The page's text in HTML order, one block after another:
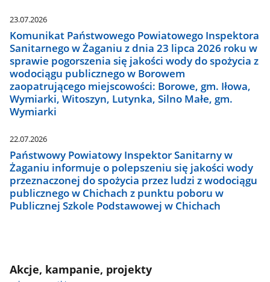
23.07.2026
Komunikat Państwowego Powiatowego Inspektora
Sanitarnego w Żaganiu z dnia 23 lipca 2026 roku w
sprawie pogorszenia się jakości wody do spożycia z
wodociągu publicznego w Borowem
zaopatrującego miejscowości: Borowe, gm. Iłowa,
Wymiarki, Witoszyn, Lutynka, Silno Małe, gm.
Wymiarki
22.07.2026
Państwowy Powiatowy Inspektor Sanitarny w
Żaganiu informuje o polepszeniu się jakości wody
przeznaczonej do spożycia przez ludzi z wodociągu
publicznego w Chichach z punktu poboru w
Publicznej Szkole Podstawowej w Chichach
Akcje, kampanie, projekty